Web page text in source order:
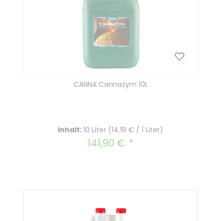
CANNA Cannazym 10L
Inhalt:10 Liter (14,19 € / 1 Liter)
Regulärer Preis:
141,90 €